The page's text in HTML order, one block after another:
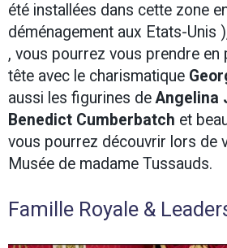
été installées dans cette zone
déménagement aux Etats-Unis
, vous pourrez vous prendre en
tête avec le charismatique
aussi les figurines deAngelina
Benedict Cumberbatch et
vous pourrez découvrir lors de
Musée de madame Tussauds.
Famille Royale &